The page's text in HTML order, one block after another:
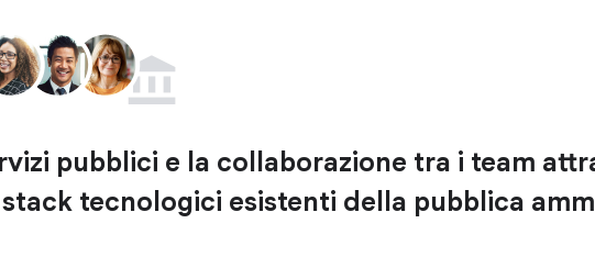
pubblici e la collaborazione tra i team
tecnologici esistenti della pubblica